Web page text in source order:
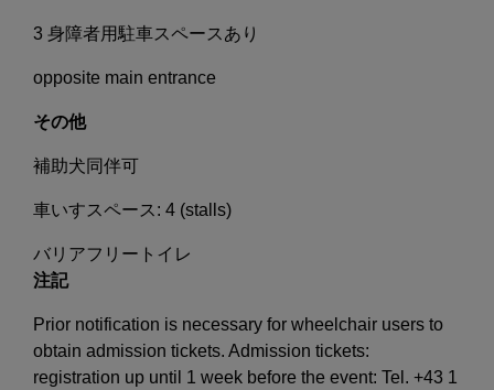
3 身障者用駐車スペースあり
opposite main entrance
その他
補助犬同伴可
車いすスペース: 4 (stalls)
バリアフリートイレ
注記
Prior notification is necessary for wheelchair users to
obtain admission tickets. Admission tickets:
registration up until 1 week before the event: Tel. +43 1